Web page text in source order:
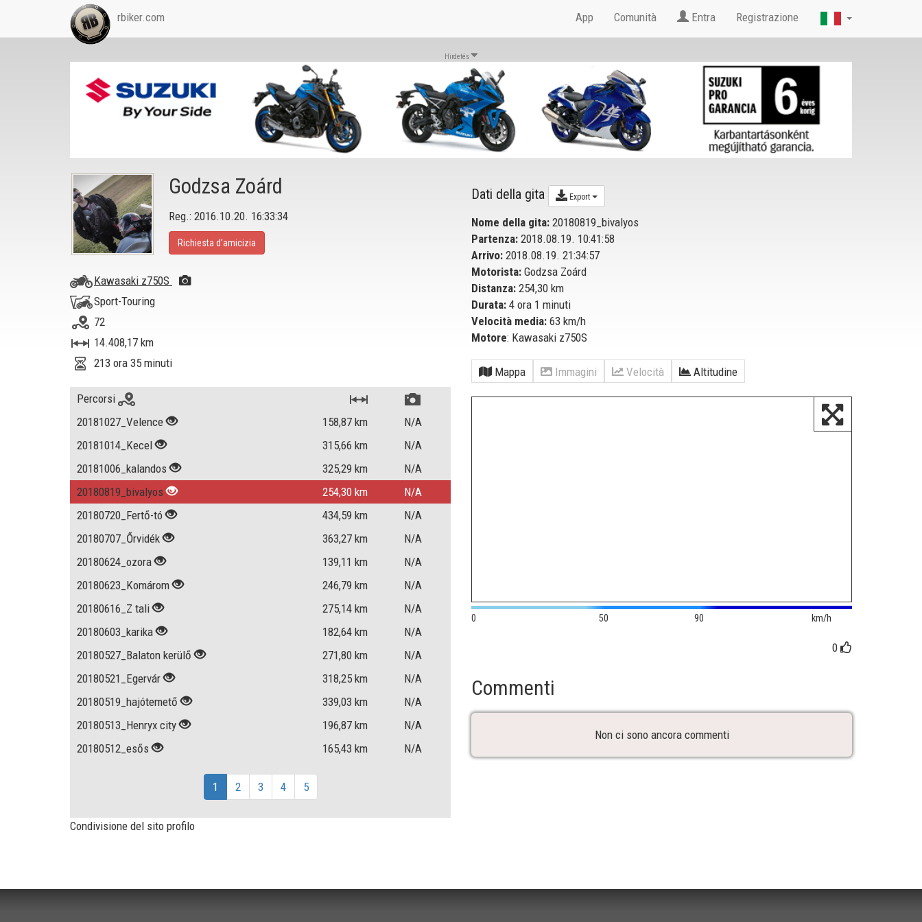
rbiker.com App Comunità Entra Registrazione
Hirdetés
Dati della gita Export
Nome della gita: 20180819_bivalyos
Partenza: 2018.08.19. 10:41:58
Arrivo: 2018.08.19. 21:34:57
Motorista: Godzsa Zoárd
Distanza: 254,30 km
Durata: 4 ora 1 minuti
Velocità media: 63 km/h
Motore: Kawasaki z750S
Mappa Immagini Velocità Altitudine
0 50 90 km/h
0
Commenti
Non ci sono ancora commenti
Godzsa Zoárd
Reg.: 2016.10.20. 16:33:34
Richiesta d’amicizia
Kawasaki z750S
Sport-Touring
72
14.408,17 km
213 ora 35 minuti
Percorsi
20181027_Velence
158,87 km
N/A
20181014_Kecel
315,66 km
N/A
20181006_kalandos
325,29 km
N/A
20180819_bivalyos
254,30 km
N/A
20180720_Fertő-tó
434,59 km
N/A
20180707_Őrvidék
363,27 km
N/A
20180624_ozora
139,11 km
N/A
20180623_Komárom
246,79 km
N/A
20180616_Z tali
275,14 km
N/A
20180603_karika
182,64 km
N/A
20180527_Balaton kerülő
271,80 km
N/A
20180521_Egervár
318,25 km
N/A
20180519_hajótemető
339,03 km
N/A
20180513_Henryx city
196,87 km
N/A
20180512_esős
165,43 km N/A
1 2 3 4 5
Condivisione del sito profilo